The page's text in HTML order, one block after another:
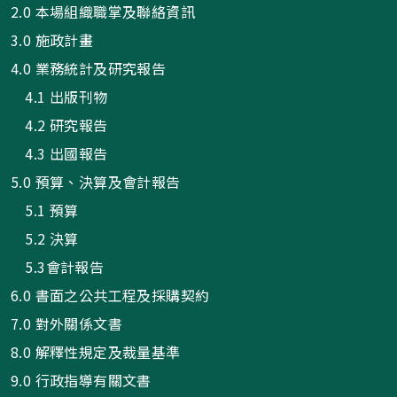
2.0 本場組織職掌及聯絡資訊
3.0 施政計畫
4.0 業務統計及研究報告
4.1 出版刊物
4.2 研究報告
4.3 出國報告
5.0 預算、決算及會計報告
5.1 預算
5.2 決算
5.3會計報告
6.0 書面之公共工程及採購契約
7.0 對外關係文書
8.0 解釋性規定及裁量基準
9.0 行政指導有關文書